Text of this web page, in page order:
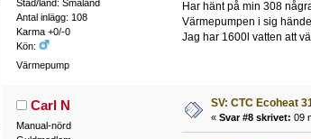
Stad/land: Småland
Antal inlägg: 108
Karma +0/-0
Kön:
Värmepump
Har hänt på min 308
Värmepumpen i sig
Jag har 1600l vatten att
Carl N
Manual-nörd
SV: CTC Ecoheat
« Svar #8 skrivet: 09